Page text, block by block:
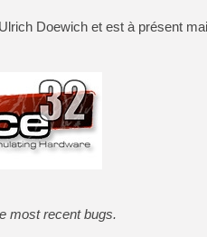
[GK] Beast of
[GK] Ubisoft : fin de partie
[GK] Mémoire cash -
[GK] Dan Houser (GTA)
[GK] Comment EA Sports
[GK] Crimson Moon : un
[GK] Isle of Reveries : le
[GK] Moonlighter 2 : The
[GK] Capcom relance
[Mo5] Deux inédits du
[GK] Le beat'em up The
[GK] Endless Legend 2 :
Doewich et est à présent
most recent bugs.